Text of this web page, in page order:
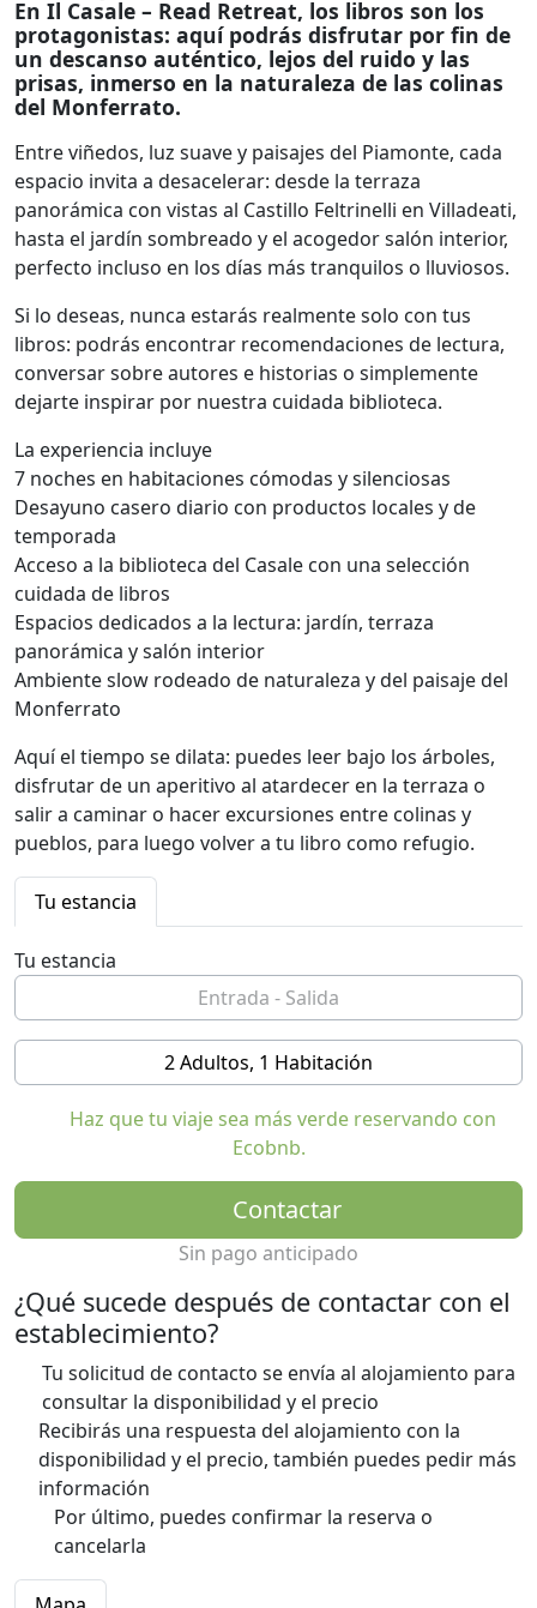
En Il Casale – Read Retreat, los libros son los
protagonistas: aquí podrás disfrutar por fin de
un descanso auténtico, lejos del ruido y las
prisas, inmerso en la naturaleza de las colinas
del Monferrato.
Entre viñedos, luz suave y paisajes del Piamonte, cada
espacio invita a desacelerar: desde la terraza
panorámica con vistas al Castillo Feltrinelli en Villadeati,
hasta el jardín sombreado y el acogedor salón interior,
perfecto incluso en los días más tranquilos o lluviosos.
Si lo deseas, nunca estarás realmente solo con tus
libros: podrás encontrar recomendaciones de lectura,
conversar sobre autores e historias o simplemente
dejarte inspirar por nuestra cuidada biblioteca.
La experiencia incluye
7 noches en habitaciones cómodas y silenciosas
Desayuno casero diario con productos locales y de
temporada
Acceso a la biblioteca del Casale con una selección
cuidada de libros
Espacios dedicados a la lectura: jardín, terraza
panorámica y salón interior
Ambiente slow rodeado de naturaleza y del paisaje del
Monferrato
Aquí el tiempo se dilata: puedes leer bajo los árboles,
disfrutar de un aperitivo al atardecer en la terraza o
salir a caminar o hacer excursiones entre colinas y
pueblos, para luego volver a tu libro como refugio.
Tu estancia
Tu estancia
2 Adultos, 1 Habitación
Haz que tu viaje sea más verde reservando con
Ecobnb.
Contactar
Sin pago anticipado
¿Qué sucede después de contactar con el
establecimiento?
Tu solicitud de contacto se envía al alojamiento para
consultar la disponibilidad y el precio
Recibirás una respuesta del alojamiento con la
disponibilidad y el precio, también puedes pedir más
información
Por último, puedes confirmar la reserva o
cancelarla